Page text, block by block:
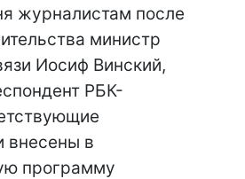
журналистам после
министр
Иосиф Винский,
РБК-
внесены в
программу